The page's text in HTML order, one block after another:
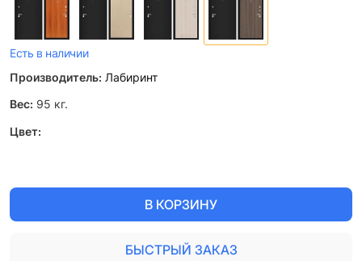
Есть в наличии
Производитель: Лабиринт
Вес: 95 кг.
Цвет:
В КОРЗИНУ
БЫСТРЫЙ ЗАКАЗ